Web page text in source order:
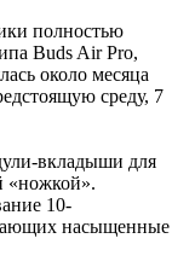
полностью
Buds Air Pro,
около месяца
среду, 7
вкладыши для
«ножкой».
10-
насыщенные